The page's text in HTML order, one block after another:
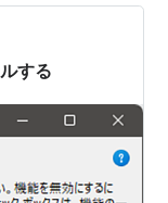
く発生している
IPアドレス非
の環境…
する